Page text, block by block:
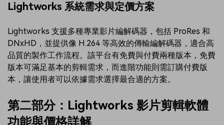
Lightworks 系統需求與定價方案
Lightworks 支援多種專業影片編解碼器，包括 ProRes 和
DNxHD，並提供像 H.264 等高效的傳輸編解碼器，適合高
品質的製作工作流程。該平台有免費與付費兩種版本，免費
版本可滿足基本的剪輯需求，而進階功能則需訂購付費版
本，讓使用者可以依據需求選擇最合適的方案。
第二部分：Lightworks 影片剪輯軟體
功能與價格詳解